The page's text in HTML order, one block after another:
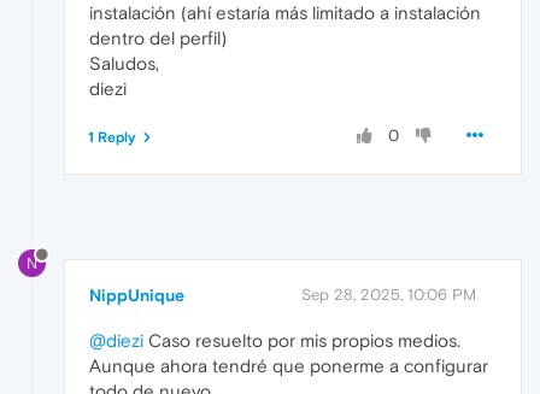
instalación (ahí estaría más limitado a instalación
dentro del perfil)
Saludos,
diezi
0
1 Reply
N
NippUnique Sep 28, 2025, 10:06 PM
@diezi Caso resuelto por mis propios medios.
Aunque ahora tendré que ponerme a configurar